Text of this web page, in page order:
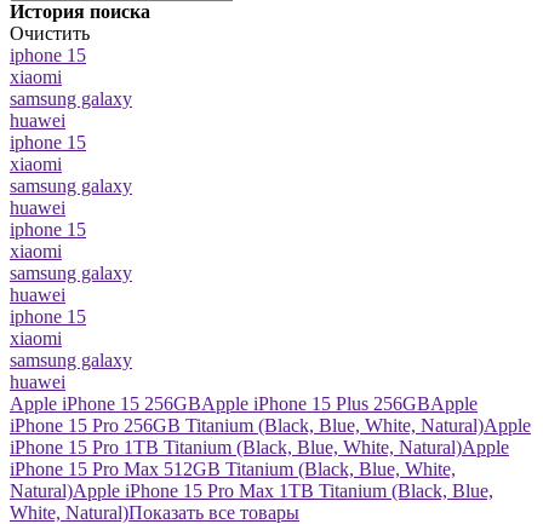
История поиска
Очистить
iphone 15
xiaomi
samsung galaxy
huawei
iphone 15
xiaomi
samsung galaxy
huawei
iphone 15
xiaomi
samsung galaxy
huawei
iphone 15
xiaomi
samsung galaxy
huawei
Apple iPhone 15 256GBApple iPhone 15 Plus 256GBApple
iPhone 15 Pro 256GB Titanium (Black, Blue, White, Natural)Apple
iPhone 15 Pro 1TB Titanium (Black, Blue, White, Natural)Apple
iPhone 15 Pro Max 512GB Titanium (Black, Blue, White,
Natural)Apple iPhone 15 Pro Max 1TB Titanium (Black, Blue,
White, Natural)Показать все товары